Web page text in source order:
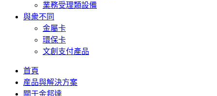
業務受理類設備
與衆不同
金屬卡
環保卡
文創支付產品
首頁
産品與解決方案
關于金邦達